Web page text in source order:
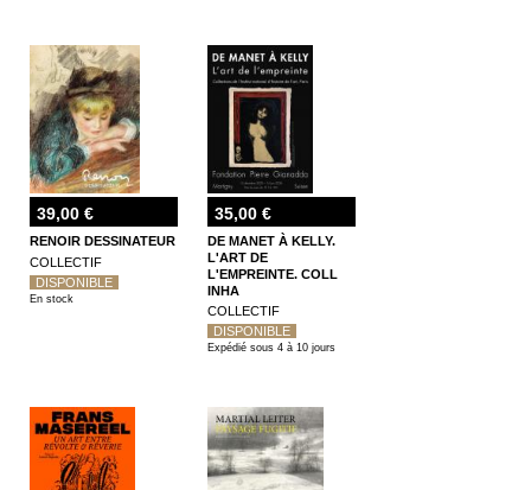
39,00 €
RENOIR DESSINATEUR
COLLECTIF
DISPONIBLE
En stock
35,00 €
DE MANET À KELLY.
L'ART DE
L'EMPREINTE. COLL
INHA
COLLECTIF
DISPONIBLE
Expédié sous 4 à 10 jours